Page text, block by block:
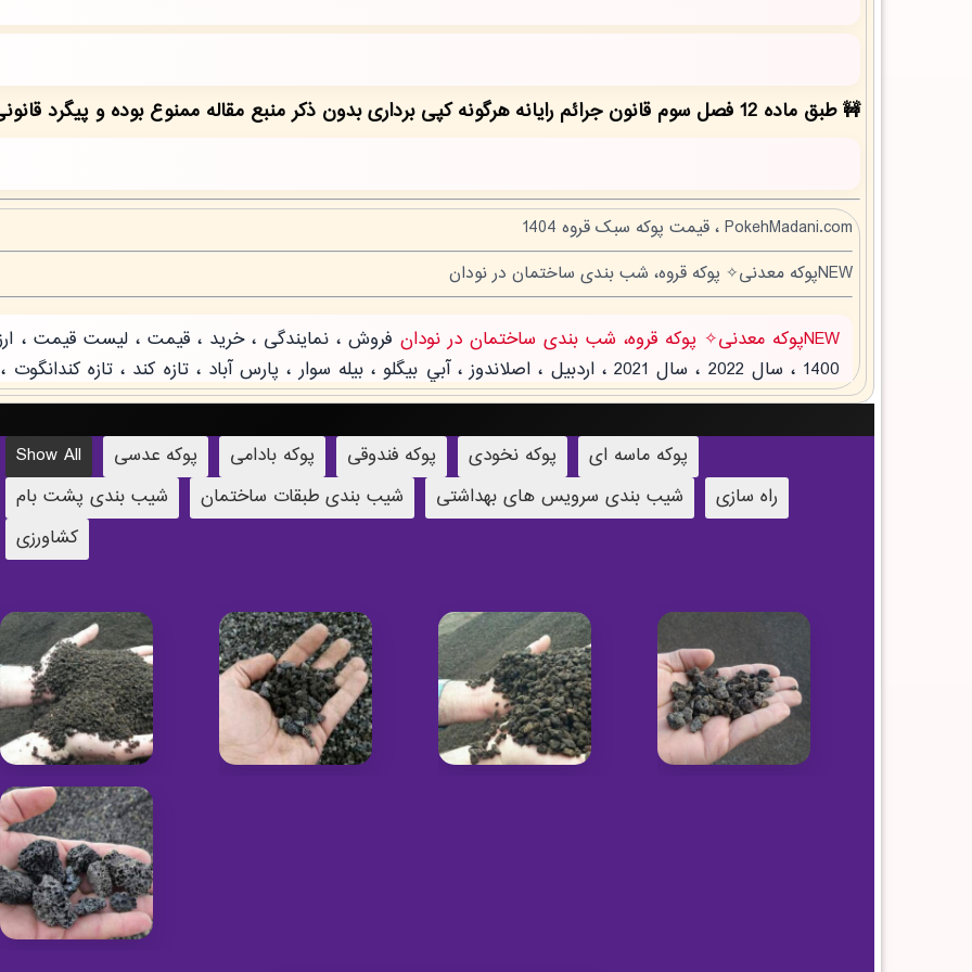
طبق ماده 12 فصل سوم قانون جرائم رایانه هرگونه کپی برداری بدون ذکر منبع مقاله ممنوع بوده و پیگرد قانونی دارد!
PokehMadani.com ، قیمت پوکه سبک قروه 1404
NEWپوکه معدنی✧ پوکه قروه، شب بندی ساختمان در نودان
NEWپوکه معدنی✧ پوکه قروه، شب بندی ساختمان در نودان
Show All پوکه عدسی پوکه بادامی پوکه فندوقی پوکه نخودی
پوکه ماسه ای
شیب بندی پشت بام
شیب بندی طبقات ساختمان شیب بندی سرویس های بهداشتی
راه سازی
کشاورزی